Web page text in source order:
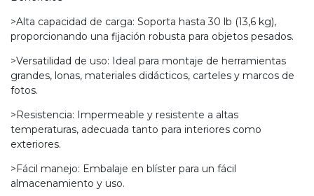
>Alta capacidad de carga: Soporta hasta 30 lb (13,6 kg),
proporcionando una fijación robusta para objetos pesados.
>Versatilidad de uso: Ideal para montaje de herramientas
grandes, lonas, materiales didácticos, carteles y marcos de
fotos.
>Resistencia: Impermeable y resistente a altas
temperaturas, adecuada tanto para interiores como
exteriores.
>Fácil manejo: Embalaje en blíster para un fácil
almacenamiento y uso.